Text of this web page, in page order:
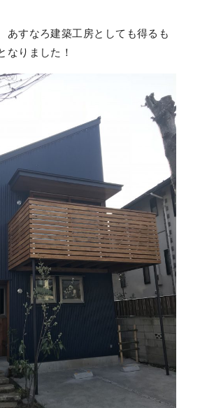
あすなろ建築工房としても得るも
なりました！